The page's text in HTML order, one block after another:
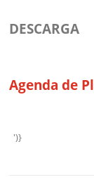
DESCARGA
Agenda de
')}